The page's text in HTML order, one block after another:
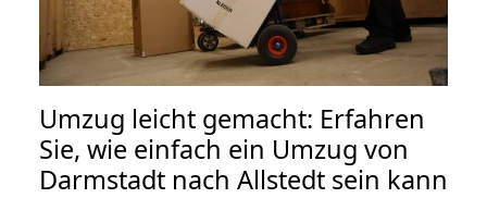
Umzug leicht gemacht: Erfahren
Sie, wie einfach ein Umzug von
Darmstadt nach Allstedt sein kann